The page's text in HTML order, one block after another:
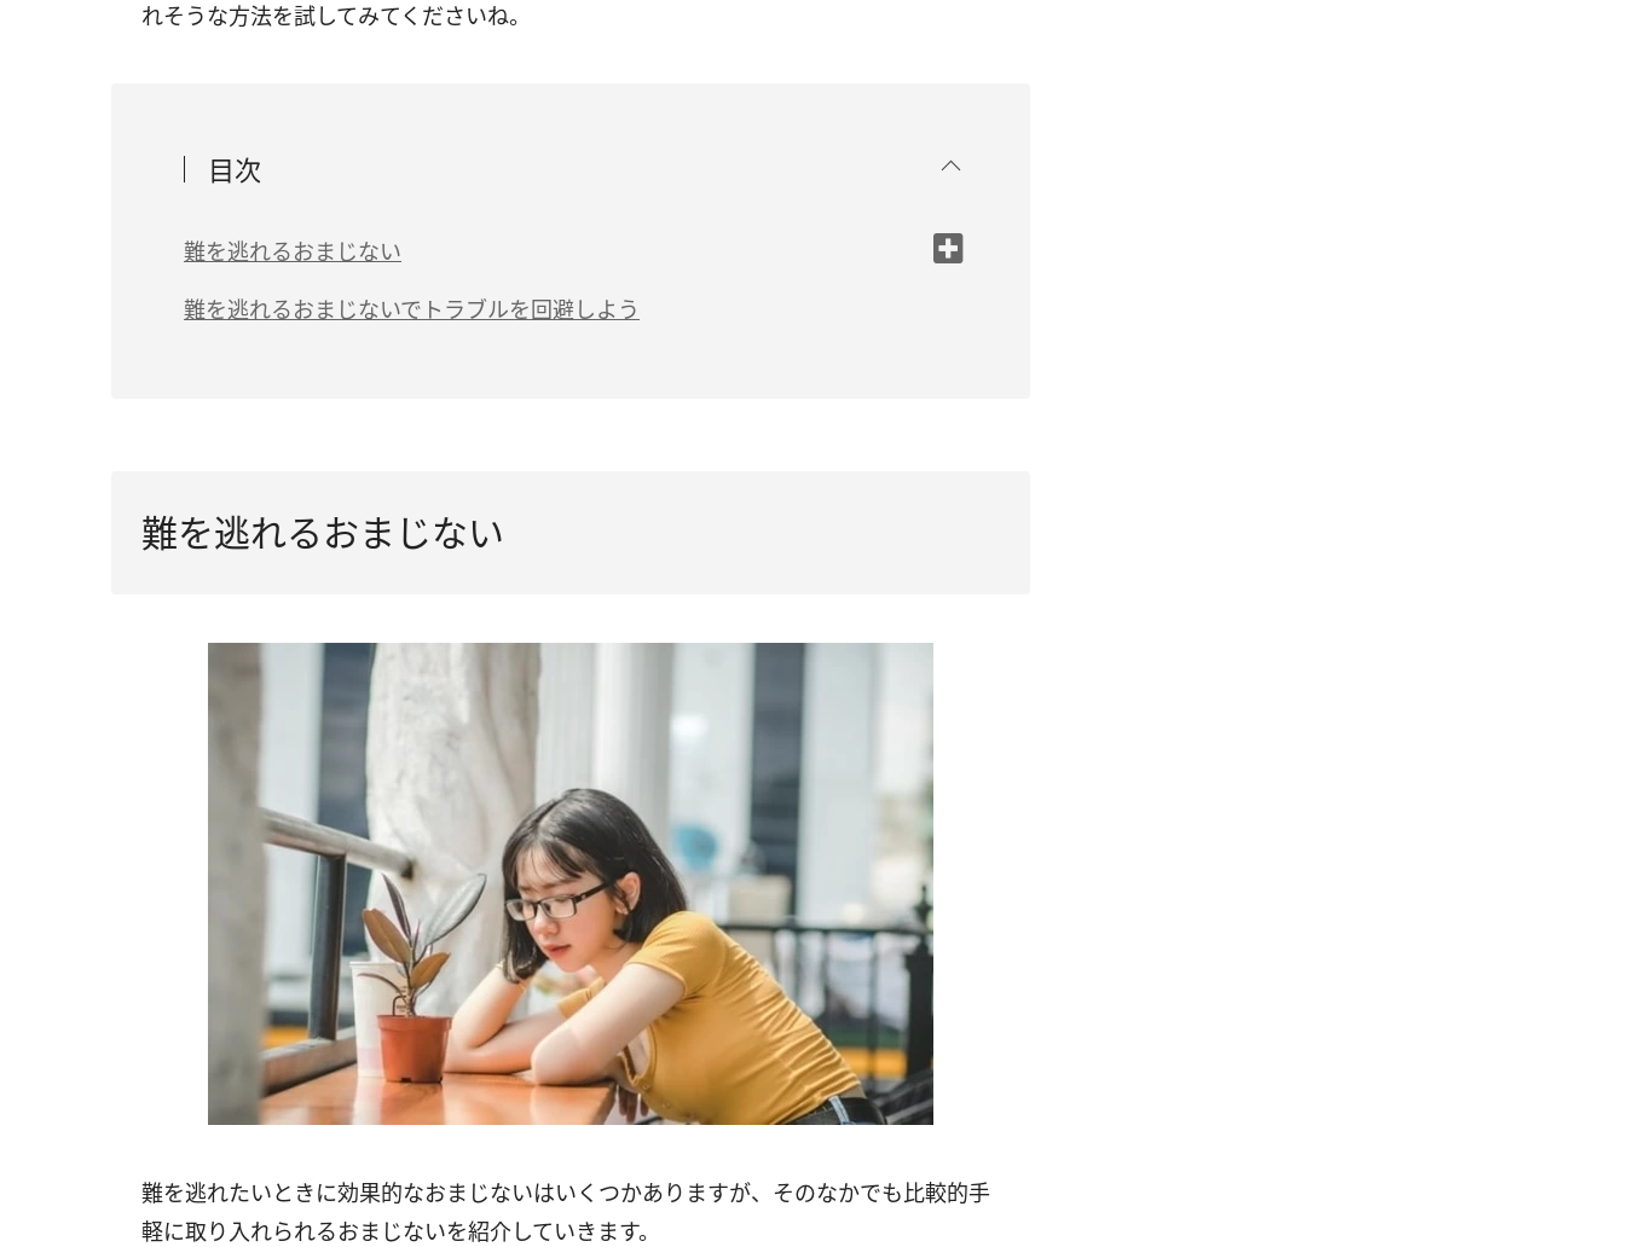
れそうな方法を試してみてくださいね。
目次
難を逃れるおまじない
（1）黒水晶を身につける
（5）くわばらくわばらと唱える
（8）ヒソップのお風呂に入浴
難を逃れるおまじないでトラブルを回避しよう
難を逃れるおまじない
難を逃れたいときに効果的なおまじないはいくつかありますが、そのなかでも比較的手
軽に取り入れられるおまじないを紹介していきます。